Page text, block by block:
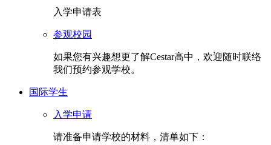
入学申请表
参观校园
如果您有兴趣想更了解Cestar高中，欢迎随时联络
我们预约参观学校。
国际学生
入学申请
请准备申请学校的材料，清单如下：